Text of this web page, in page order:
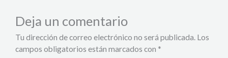
Deja un comentario
Tu dirección de correo electrónico no será publicada. Los
campos obligatorios están marcados con *